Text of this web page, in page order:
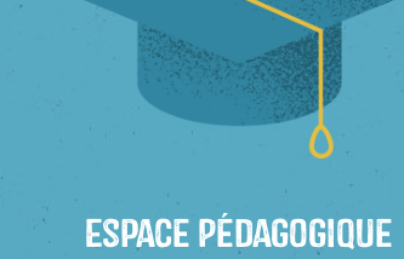
Espace Pédagogique